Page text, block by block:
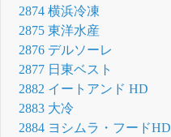
2874 横浜冷凍
2875 東洋水産
2876 デルソーレ
2877 日東ベスト
2882 イートアンド HD
2883 大冷
2884 ヨシムラ・フードHD